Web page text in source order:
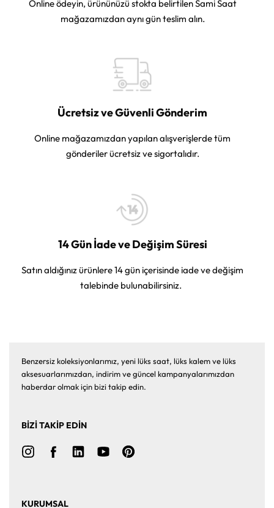
Online ödeyin, ürününüzü stokta belirtilen Sami Saat
mağazamızdan aynı gün teslim alın.
Ücretsiz ve Güvenli Gönderim
Online mağazamızdan yapılan alışverişlerde tüm
gönderiler ücretsiz ve sigortalıdır.
14 Gün İade ve Değişim Süresi
Satın aldığınız ürünlere 14 gün içerisinde iade ve değişim
talebinde bulunabilirsiniz.
Benzersiz koleksiyonlarımız, yeni lüks saat, lüks kalem ve lüks
aksesuarlarımızdan, indirim ve güncel kampanyalarımızdan
haberdar olmak için bizi takip edin.
BİZİ TAKİP EDİN
KURUMSAL